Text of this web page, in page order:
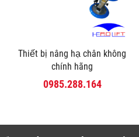
Thiết bị nâng hạ chân không
chính hãng
0985.288.164